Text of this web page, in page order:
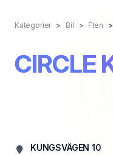
Kategorier Bil Flen
CIRCLE
KUNGSVÄGEN 10